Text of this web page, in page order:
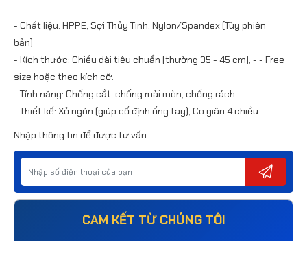
- Chất liệu: HPPE, Sợi Thủy Tinh, Nylon/Spandex (Tùy phiên
bản)
- Kích thước: Chiều dài tiêu chuẩn (thường 35 - 45 cm), - - Free
size hoặc theo kích cỡ.
- Tính năng: Chống cắt, chống mài mòn, chống rách.
- Thiết kế: Xỏ ngón (giúp cố định ống tay), Co giãn 4 chiều.
Nhập thông tin để được tư vấn
CAM KẾT TỪ CHÚNG TÔI